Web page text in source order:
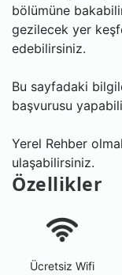
bölümüne
gezilecek yer
edebilirsiniz.
Bu sayfadaki
başvurusu
Yerel Rehber
ulaşabilirsiniz.
Özellikler
Ücretsiz Wifi